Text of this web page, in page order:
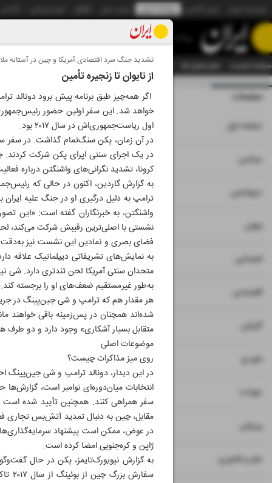
صفحه نخست تمام ویژه نامه ها آرشیو سازمان آگهی‌ها دستیار
تشدید جنگ سرد اقتصادی آمریکا و چین در آستانه
از تایوان تا زنجیره تأمین
خواهد شد. این سفر اولین حضور
اول ریاست‌جمهوری‌اش در سال ۲۰۱۷ بود.
در آن زمان، پکن سنگ‌تمام گذاشت. در سفر
کرونا، تشدید نگرانی‌های واشنگتن
به گزارش گاردین، اکنون در حالی که
ترامپ به دلیل درگیری او در جنگ علیه
واشنگتن، به خبرنگاران گفته است: «این
نشستی با اصلی‌ترین رقیبش شرکت می‌کند،
فضای بصری و نمادین این نشست نیز به‌دقت
به نمایش‌های تشریفاتی دیپلماتیک
متحدان سنتی آمریکا لحن تندتری دارد. شی
به‌طور غیرمستقیم ضعف‌های او را برجسته کند.
شده‌اند همچنان در پس‌زمینه باقی خواهند
متقابل بسیار آشکاری» وجود دارد و دو طرف
موضوعات اصلی
روی میز مذاکرات چیست؟
در این دیدار، دونالد ترامپ و شی جین‌پینگ
انتخابات میان‌دوره‌ای نوامبر است،
سفر همراهی کنند. همچنین تأیید شده است
مقابل، چین به دنبال تمدید آتش‌بس تجاری
در عوض، ممکن است پیشنهاد
ژاپن و کره‌جنوبی امضا کرده است.
به گزارش نیویورک‌تایمز، پکن در حال
صفحات
صفحه اول ۱
سیاسی ۲ ۳
دیپلماسی ۴
جهان ۵
اجتماعی ۶
اقتصادی ۷ ۸
گزارش ۹
خودرو ۱۰
حوادث ۱۱
ورزشی ۱۲
علم و فناوری ۱۳
شماره نه هزار و